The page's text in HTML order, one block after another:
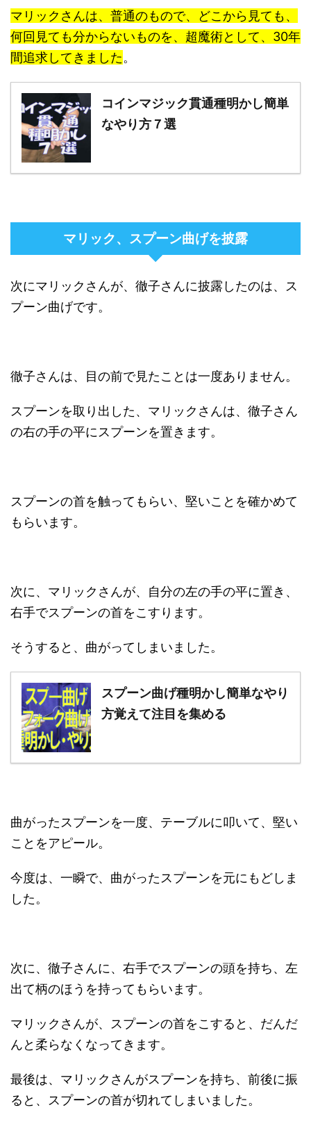
マリックさんは、普通のもので、どこから見ても、
何回見ても分からないものを、超魔術として、30年
間追求してきました。
コインマジック貫通種明かし簡単
なやり方７選
マリック、スプーン曲げを披露
次にマリックさんが、徹子さんに披露したのは、ス
プーン曲げです。
徹子さんは、目の前で見たことは一度ありません。
スプーンを取り出した、マリックさんは、徹子さん
の右の手の平にスプーンを置きます。
スプーンの首を触ってもらい、堅いことを確かめて
もらいます。
次に、マリックさんが、自分の左の手の平に置き、
右手でスプーンの首をこすります。
そうすると、曲がってしまいました。
スプーン曲げ種明かし簡単なやり
方覚えて注目を集める
曲がったスプーンを一度、テーブルに叩いて、堅い
ことをアピール。
今度は、一瞬で、曲がったスプーンを元にもどしま
した。
次に、徹子さんに、右手でスプーンの頭を持ち、左
出て柄のほうを持ってもらいます。
マリックさんが、スプーンの首をこすると、だんだ
んと柔らなくなってきます。
最後は、マリックさんがスプーンを持ち、前後に振
ると、スプーンの首が切れてしまいました。